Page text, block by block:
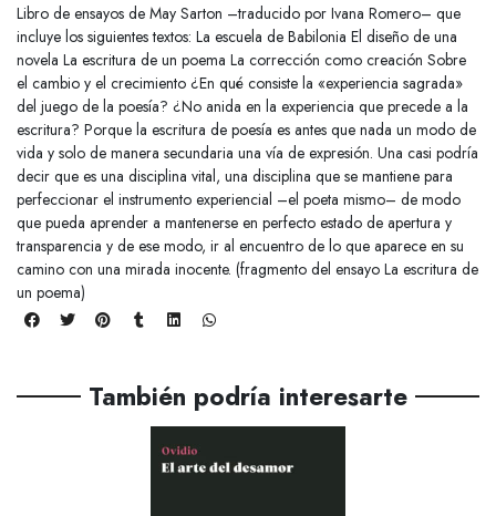
Libro de ensayos de May Sarton –traducido por Ivana Romero– que
incluye los siguientes textos: La escuela de Babilonia El diseño de una
novela La escritura de un poema La corrección como creación Sobre
el cambio y el crecimiento ¿En qué consiste la «experiencia sagrada»
del juego de la poesía? ¿No anida en la experiencia que precede a la
escritura? Porque la escritura de poesía es antes que nada un modo de
vida y solo de manera secundaria una vía de expresión. Una casi podría
decir que es una disciplina vital, una disciplina que se mantiene para
perfeccionar el instrumento experiencial –el poeta mismo– de modo
que pueda aprender a mantenerse en perfecto estado de apertura y
transparencia y de ese modo, ir al encuentro de lo que aparece en su
camino con una mirada inocente. (fragmento del ensayo La escritura de
un poema)
También podría interesarte